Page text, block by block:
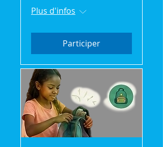
Plus d'infos
Participer